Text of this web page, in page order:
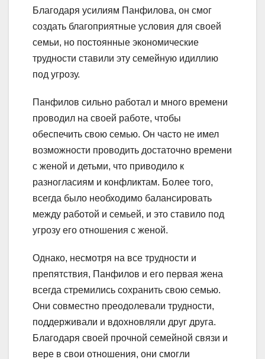
Благодаря усилиям Панфилова, он смог
создать благоприятные условия для своей
семьи, но постоянные экономические
трудности ставили эту семейную идиллию
под угрозу.
Панфилов сильно работал и много времени
проводил на своей работе, чтобы
обеспечить свою семью. Он часто не имел
возможности проводить достаточно времени
с женой и детьми, что приводило к
разногласиям и конфликтам. Более того,
всегда было необходимо балансировать
между работой и семьей, и это ставило под
угрозу его отношения с женой.
Однако, несмотря на все трудности и
препятствия, Панфилов и его первая жена
всегда стремились сохранить свою семью.
Они совместно преодолевали трудности,
поддерживали и вдохновляли друг друга.
Благодаря своей прочной семейной связи и
вере в свои отношения, они смогли